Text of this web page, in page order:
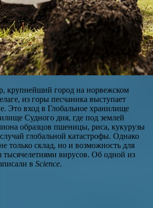
крупнейший город на норвежском
из горы песчаника выступает
Это вход в Глобальное хранилище
Судного дня, где под землей
образцов пшеницы, риса, кукурузы
глобальной катастрофы. Однако
только склад, но и возможность для
тысячелетиями вирусов. Об одной из
в Science.